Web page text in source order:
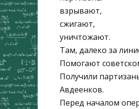
взрывают,
сжигают,
уничтожают.
Там, далеко за
Помогают
Получили
Авдеенков.
Перед началом